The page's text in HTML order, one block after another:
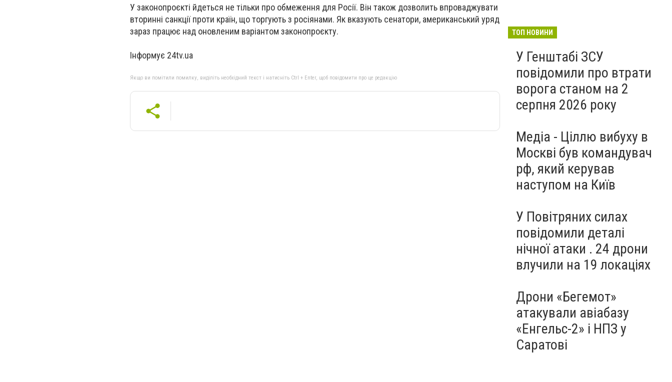
У законопроєкті йдеться не тільки про обмеження для Росії. Він також дозволить впроваджувати
вторинні санкції проти країн, що торгують з росіянами. Як вказують сенатори, американський уряд
зараз працює над оновленим варіантом законопроєкту.
Інформує 24tv.ua
Якщо ви помітили помилку, виділіть необхідний текст і натисніть Ctrl + Enter, щоб повідомити про це редакцію
ТОП НОВИНИ
У Генштабі ЗСУ
повідомили про втрати
ворога станом на 2
серпня 2026 року
Медіа - Ціллю вибуху в
Москві був командувач
рф, який керував
наступом на Київ
У Повітряних силах
повідомили деталі
нічної атаки . 24 дрони
влучили на 19 локаціях
Дрони «Бегемот»
атакували авіабазу
«Енгельс-2» і НПЗ у
Саратові